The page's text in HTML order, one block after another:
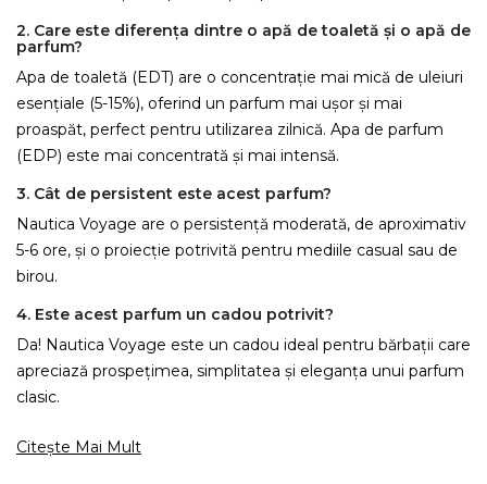
2. Care este diferența dintre o apă de toaletă și o apă de
parfum?
Apa de toaletă (EDT) are o concentrație mai mică de uleiuri
esențiale (5-15%), oferind un parfum mai ușor și mai
proaspăt, perfect pentru utilizarea zilnică. Apa de parfum
(EDP) este mai concentrată și mai intensă.
3. Cât de persistent este acest parfum?
Nautica Voyage are o persistență moderată, de aproximativ
5-6 ore, și o proiecție potrivită pentru mediile casual sau de
birou.
4. Este acest parfum un cadou potrivit?
Da! Nautica Voyage este un cadou ideal pentru bărbații care
apreciază prospețimea, simplitatea și eleganța unui parfum
clasic.
Citește Mai Mult